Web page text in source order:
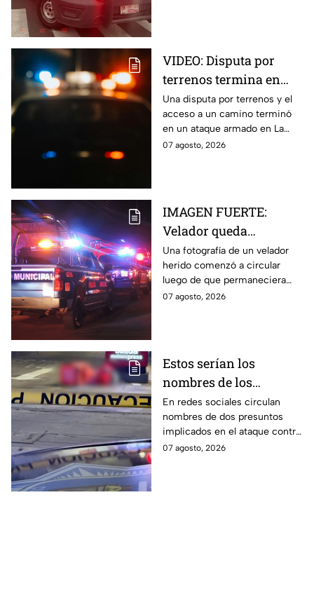
VIDEO: Disputa por
terrenos termina en
ataque armado en
Chihuahua; padre
muere y su hijo queda
herido
Una disputa por terrenos y el
acceso a un camino terminó
en un ataque armado en La
Regina, Chihuahua, donde un
07 agosto, 2026
IMAGEN FUERTE:
Velador queda
gravemente herido tras
ataque con arma
blanca en
Aguascalientes
Una fotografía de un velador
herido comenzó a circular
luego de que permaneciera
varias horas hospitalizado tras
07 agosto, 2026
Estos serían los
nombres de los
presuntos implicados
en ataque contra César
Gastélum en Culiacán
En redes sociales circulan
nombres de dos presuntos
implicados en el ataque contra
el creador de contenido César
07 agosto, 2026